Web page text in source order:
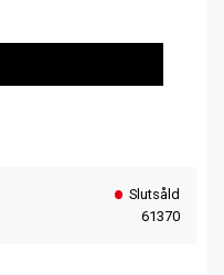
Slutsåld
61370